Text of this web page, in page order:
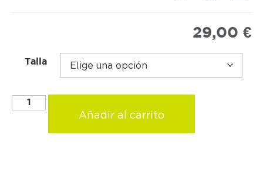
29,00 €
Talla
Añadir al carrito